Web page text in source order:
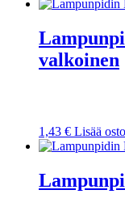
valkoinen
1,43 € Lisää